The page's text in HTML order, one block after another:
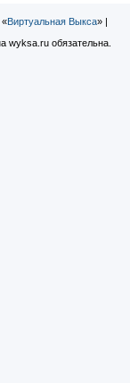
«Виртуальная Выкса» |
wyksa.ru обязательна.